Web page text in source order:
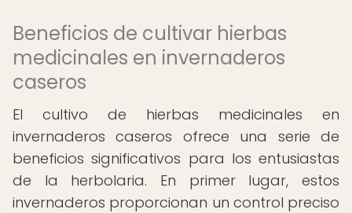
Beneficios de cultivar hierbas
medicinales en invernaderos
caseros
El cultivo de hierbas medicinales en
invernaderos caseros ofrece una serie de
beneficios significativos para los entusiastas
de la herbolaria. En primer lugar, estos
invernaderos proporcionan un control preciso